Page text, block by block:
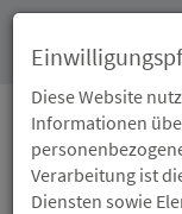
Diese Website
Informationen
Verarbeitung ist
Diensten sowie